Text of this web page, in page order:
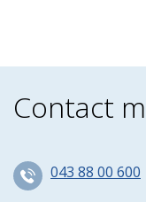
Contact
043 88 00 600